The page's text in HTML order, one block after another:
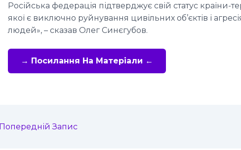
Російська федерація підтверджує свій статус країни-
якої є виключно руйнування цивільних об’єктів і
людей», – сказав Олег Синєгубов.
→ Посилання На Матеріали ←
Попередній Запис